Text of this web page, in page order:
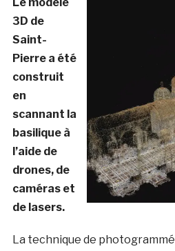
Le modèle
3D de
Saint-
Pierre a été
construit
en
scannant la
basilique à
l’aide de
drones, de
caméras et
de lasers.
La technique de